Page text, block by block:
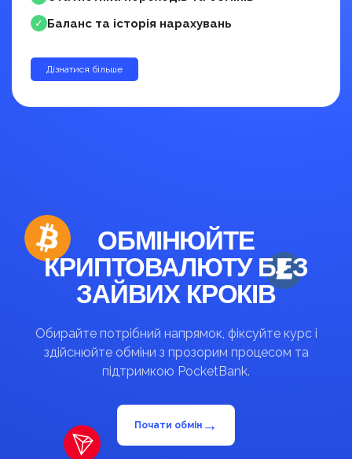
✓ Баланс та історія нарахувань
Дізнатися більше
ОБМІНЮЙТЕ
КРИПТОВАЛЮТУ БЕЗ
ЗАЙВИХ КРОКІВ
Обирайте потрібний напрямок, фіксуйте курс і
здійснюйте обміни з прозорим процесом та
підтримкою PocketBank.
Почати обмін →